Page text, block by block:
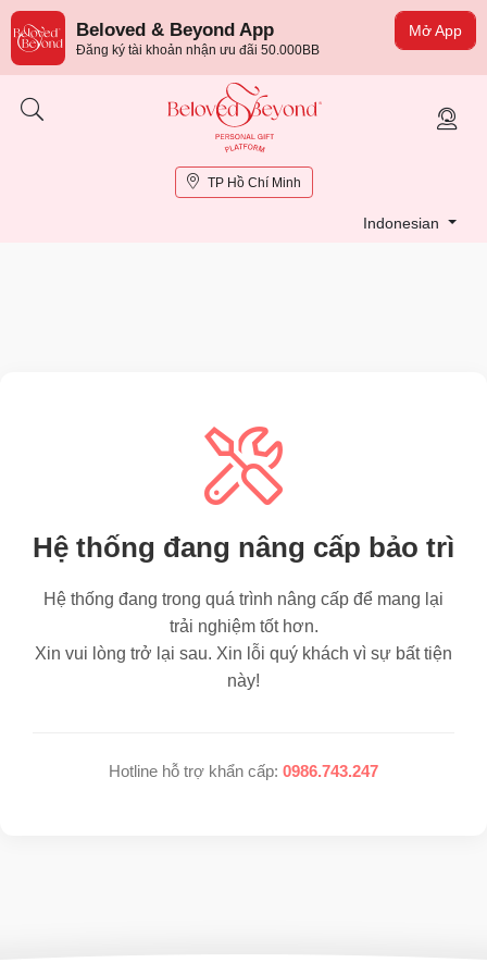
Mở App
Beloved & Beyond App
Đăng ký tài khoản nhận ưu đãi 50.000BB
TP Hồ Chí Minh
Indonesian
Hệ thống đang nâng cấp bảo trì
Hệ thống đang trong quá trình nâng cấp để mang lại
trải nghiệm tốt hơn.
Xin vui lòng trở lại sau. Xin lỗi quý khách vì sự bất tiện
này!
Hotline hỗ trợ khẩn cấp: 0986.743.247